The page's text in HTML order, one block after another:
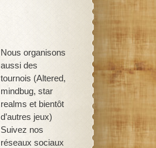
Nous organisons
aussi des
tournois (Altered,
mindbug, star
realms et bientôt
d’autres jeux)
Suivez nos
réseaux sociaux